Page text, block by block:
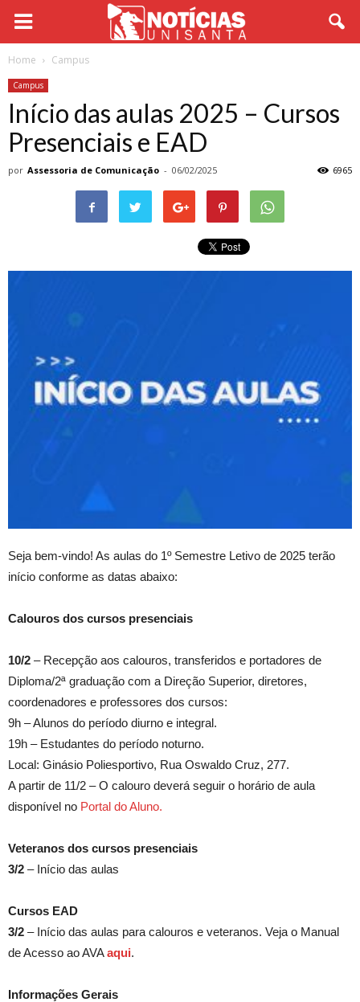
Home Campus
Campus
Início das aulas 2025 – Cursos
Presenciais e EAD
por Assessoria de Comunicação - 06/02/2025 6965
Seja bem-vindo! As aulas do 1º Semestre Letivo de 2025 terão
início conforme as datas abaixo:
Calouros dos cursos presenciais
10/2 – Recepção aos calouros, transferidos e portadores de
Diploma/2ª graduação com a Direção Superior, diretores,
coordenadores e professores dos cursos:
9h – Alunos do período diurno e integral.
19h – Estudantes do período noturno.
Local: Ginásio Poliesportivo, Rua Oswaldo Cruz, 277.
A partir de 11/2 – O calouro deverá seguir o horário de aula
disponível no Portal do Aluno.
Veteranos dos cursos presenciais
3/2 – Início das aulas
Cursos EAD
3/2 – Início das aulas para calouros e veteranos. Veja o Manual
de Acesso ao AVAaqui.
Informações Gerais